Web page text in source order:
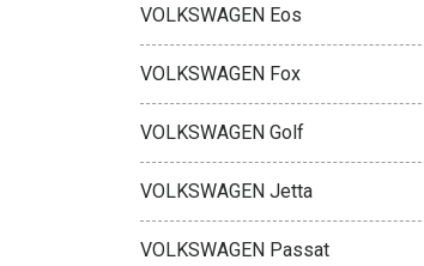
VOLKSWAGEN Eos
VOLKSWAGEN Fox
VOLKSWAGEN Golf
VOLKSWAGEN Jetta
VOLKSWAGEN Passat